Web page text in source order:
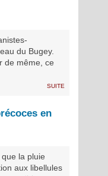
du Bugey.
de même, ce
suite
en
la pluie
aux libellules